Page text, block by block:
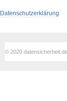
Datenschutzerklärung
© 2020